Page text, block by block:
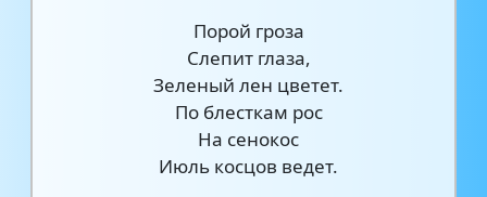
Порой гроза
Слепит глаза,
Зеленый лен цветет.
По блесткам рос
На сенокос
Июль косцов ведет.